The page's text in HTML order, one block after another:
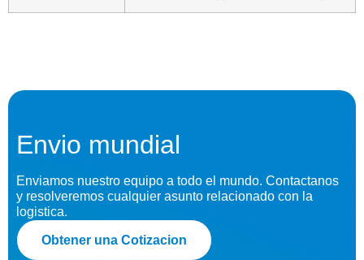
Envio mundial
Enviamos nuestro equipo a todo el mundo. Contactanos
y resolveremos cualquier asunto relacionado con la
logistica.
Obtener una Cotizacion